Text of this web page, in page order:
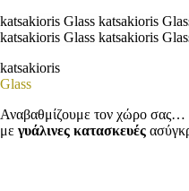
katsakioris Glass katsakioris
katsakioris Glass katsakioris
katsakioris
Glass
Αναβαθμίζουμε τον χώρο σας…
με γυάλινες κατασκευές